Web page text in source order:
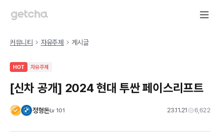
커뮤니티 자유주제 게시글
HOT 자유주제
[신차 공개] 2024 현대 투싼 페이스리프트
정형돈Lv 101 23.11.21 6,622